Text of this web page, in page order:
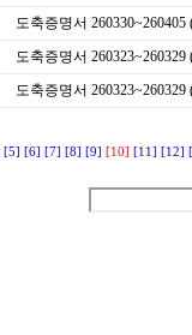
도축증명서 260330~260405
도축증명서 260323~260329
도축증명서 260323~260329
[5] [6] [7] [8] [9] [10] [11] [12]